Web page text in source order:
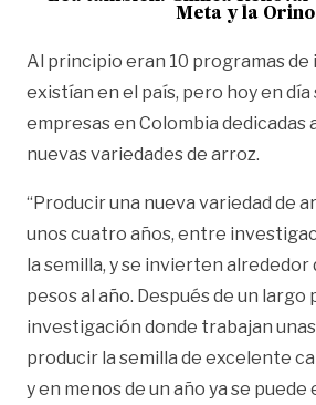
Meta y la
Al principio eran 10 programas
existían en el país, pero hoy en
empresas en Colombia dedicadas
nuevas variedades de arroz.
“Producir una nueva variedad de
unos cuatro años, entre
la semilla, y se invierten alrededor
pesos al año. Después de un largo
investigación donde trabajan
producir la semilla de excelente
y en menos de un año ya se